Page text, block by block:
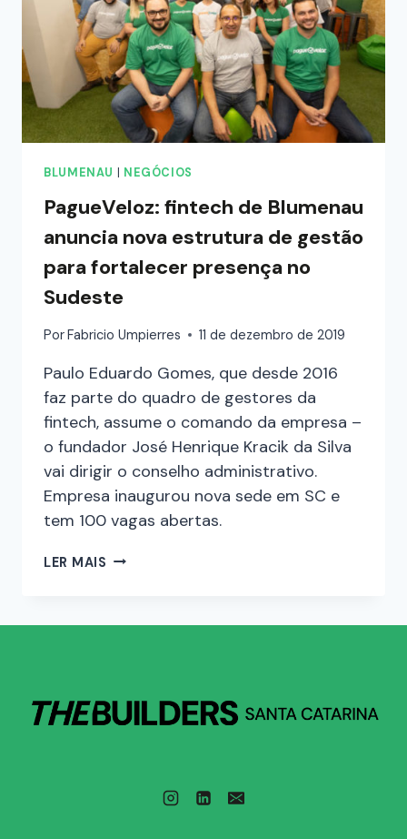
BLUMENAU NEGÓCIOS
PagueVeloz: fintech de Blumenau
anuncia nova estrutura de gestão
para fortalecer presença no
Sudeste
PorFabricio Umpierres 11 de dezembro de 2019
Paulo Eduardo Gomes, que desde 2016
faz parte do quadro de gestores da
fintech, assume o comando da empresa –
o fundador José Henrique Kracik da Silva
vai dirigir o conselho administrativo.
Empresa inaugurou nova sede em SC e
tem 100 vagas abertas.
LER MAIS